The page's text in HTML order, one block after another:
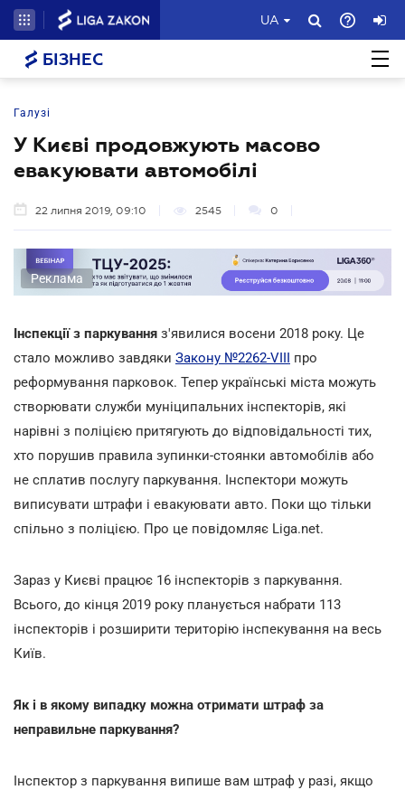
UA
БІЗНЕС
Галузі
У Києві продовжують масово
евакуювати автомобілі
22 липня 2019, 09:10 2545 0
Реклама
Інспекції з паркування з'явилися восени 2018 року. Це
стало можливо завдяки Закону №2262-VIII про
реформування парковок. Тепер українські міста можуть
створювати служби муніципальних інспекторів, які
нарівні з поліцією притягують до відповідальності тих,
хто порушив правила зупинки-стоянки автомобілів або
не сплатив послугу паркування. Інспектори можуть
виписувати штрафи і евакуювати авто. Поки що тільки
спільно з поліцією. Про це повідомляє Liga.net.
Зараз у Києві працює 16 інспекторів з паркування.
Всього, до кінця 2019 року планується набрати 113
інспекторів і розширити територію інспекування на весь
Київ.
Як і в якому випадку можна отримати штраф за
неправильне паркування?
Інспектор з паркування випише вам штраф у разі, якщо